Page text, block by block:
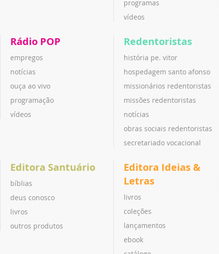
programas
vídeos
Rádio POP
empregos
notícias
ouça ao vivo
programação
vídeos
Redentoristas
história pe. vitor
hospedagem santo afonso
missionários redentoristas
missões redentoristas
notícias
obras sociais redentoristas
secretariado vocacional
Editora Santuário
bíblias
deus conosco
livros
outros produtos
Editora Ideias &
Letras
livros
coleções
lançamentos
ebook